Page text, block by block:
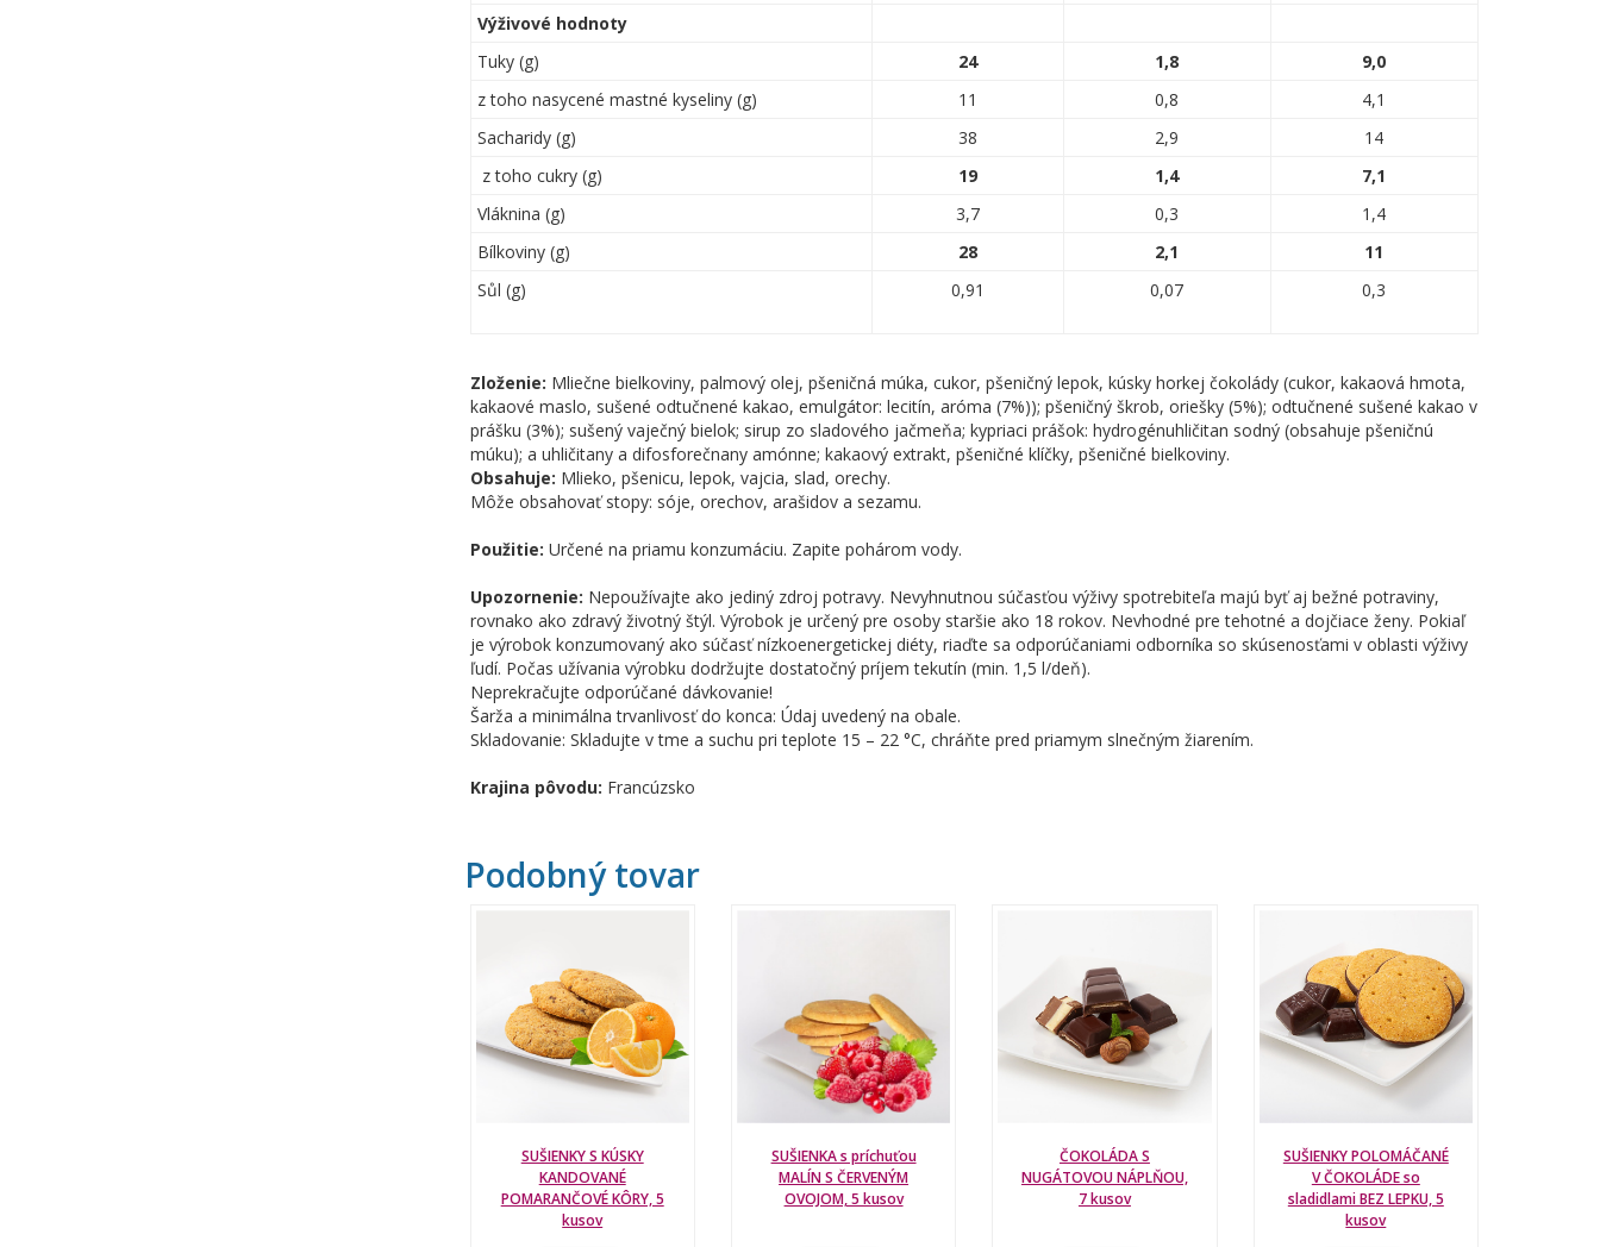
Výživové hodnoty
Tuky (g)
24 1,8
9,0
z toho nasycené mastné kyseliny (g)
11 0,8
4,1
Sacharidy (g)
38 2,9
14
z toho cukry (g)
19 1,4
7,1
Vláknina (g)
3,7 0,3
1,4
Bílkoviny (g)
28 2,1
11
Sůl (g)
0,91 0,07 0,3
Zloženie: Mliečne bielkoviny, palmový olej, pšeničná múka, cukor, pšeničný lepok, kúsky horkej čokolády (cukor, kakaová hmota,
kakaové maslo, sušené odtučnené kakao, emulgátor: lecitín, aróma (7%)); pšeničný škrob, oriešky (5%); odtučnené sušené kakao v
prášku (3%); sušený vaječný bielok; sirup zo sladového jačmeňa; kypriaci prášok: hydrogénuhličitan sodný (obsahuje pšeničnú
múku); a uhličitany a difosforečnany amónne; kakaový extrakt, pšeničné klíčky, pšeničné bielkoviny.
Obsahuje: Mlieko, pšenicu, lepok, vajcia, slad, orechy.
Môže obsahovať stopy: sóje, orechov, arašidov a sezamu.
Použitie: Určené na priamu konzumáciu. Zapite pohárom vody.
Upozornenie: Nepoužívajte ako jediný zdroj potravy. Nevyhnutnou súčasťou výživy spotrebiteľa majú byť aj bežné potraviny,
rovnako ako zdravý životný štýl. Výrobok je určený pre osoby staršie ako 18 rokov. Nevhodné pre tehotné a dojčiace ženy. Pokiaľ
je výrobok konzumovaný ako súčasť nízkoenergetickej diéty, riaďte sa odporúčaniami odborníka so skúsenosťami v oblasti výživy
ľudí. Počas užívania výrobku dodržujte dostatočný príjem tekutín (min. 1,5 l/deň).
Neprekračujte odporúčané dávkovanie!
Šarža a minimálna trvanlivosť do konca: Údaj uvedený na obale.
Skladovanie: Skladujte v tme a suchu pri teplote 15 – 22 °C, chráňte pred priamym slnečným žiarením.
Krajina pôvodu: Francúzsko
Podobný tovar
SUŠIENKY S KÚSKY
KANDOVANÉ
POMARANČOVÉ KÔRY, 5
kusov
SUŠIENKA s príchuťou
MALÍN S ČERVENÝM
OVOJOM, 5 kusov
ČOKOLÁDA S
NUGÁTOVOU NÁPLŇOU,
7 kusov
SUŠIENKY POLOMÁČANÉ
V ČOKOLÁDE so
sladidlami BEZ LEPKU, 5
kusov